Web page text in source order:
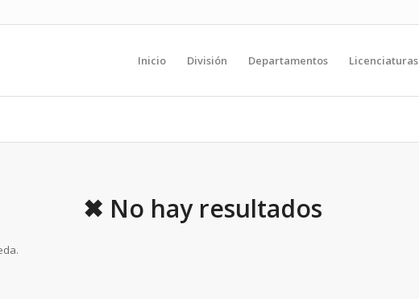
Inicio División Departamentos Licenciaturas
✖ No hay resultados